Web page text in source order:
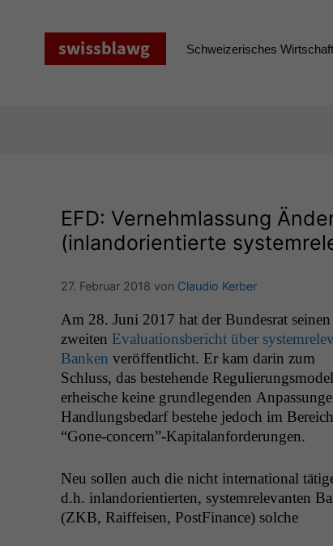
Schweizerisches
EFD: Vernehmlassung
(inlandorientierte
27. Februar 2018 von Claudio Kerber
Am 28. Juni 2017 hat der Bun­desrat seinen
zweit­en Eval­u­a­tions­bericht über
Banken veröf­fentlicht. Er kam darin zum
Schluss, das beste­hende
erheis­che keine grundle­gen­den
Hand­lungs­be­darf beste­he jedoch im
“Gone-concern”-Kapitalanforderungen.
Neu sollen auch die nicht inter­na­tion­al
d.h. inlan­dori­en­tierten, sys­tem­rel­e­van­ten
(ZKB, Raif­feisen, Post­Fi­nance) solche